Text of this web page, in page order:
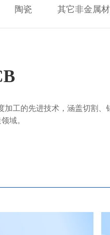
陶瓷 其它非金属
工的先进技术，涵盖切割
域。